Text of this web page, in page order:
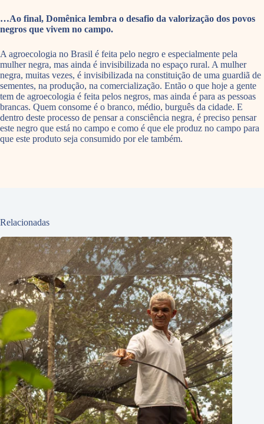
…Ao final, Domênica lembra o desafio da valorização dos povos
negros que vivem no campo.
A agroecologia no Brasil é feita pelo negro e especialmente pela
mulher negra, mas ainda é invisibilizada no espaço rural. A mulher
negra, muitas vezes, é invisibilizada na constituição de uma guardiã de
sementes, na produção, na comercialização. Então o que hoje a gente
tem de agroecologia é feita pelos negros, mas ainda é para as pessoas
brancas. Quem consome é o branco, médio, burguês da cidade. E
dentro deste processo de pensar a consciência negra, é preciso pensar
este negro que está no campo e como é que ele produz no campo para
que este produto seja consumido por ele também.
Relacionadas